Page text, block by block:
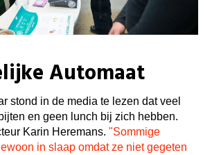
Automaat
stond in de media te lezen dat veel
en geen lunch bij zich hebben.
Karin Heremans. "Sommige
in slaap omdat ze niet gegeten